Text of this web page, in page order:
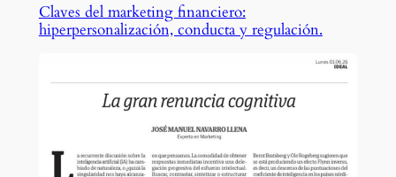
Claves del marketing financiero:
hiperpersonalización, conducta y regulación.